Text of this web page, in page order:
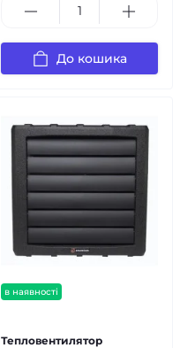
До кошика
в наявності
Тепловентилятор